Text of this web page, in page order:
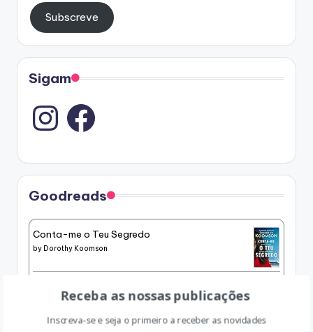
Subscreve
Sigam
Instagram
Goodreads
Conta-me o Teu Segredo
by Dorothy Koomson
Julia Navarro
Receba as nossas publicações
Inscreva-se e seja o primeiro a receber as novidades